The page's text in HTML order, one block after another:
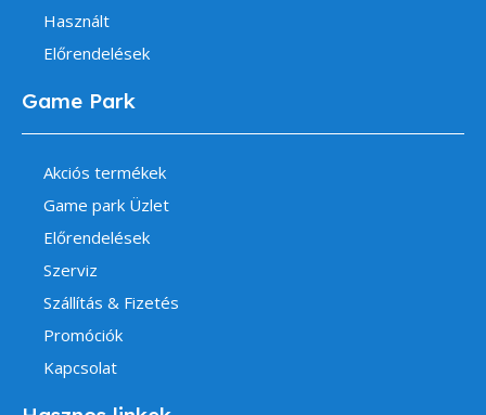
Használt
Előrendelések
Game Park
Akciós termékek
Game park Üzlet
Előrendelések
Szerviz
Szállítás & Fizetés
Promóciók
Kapcsolat